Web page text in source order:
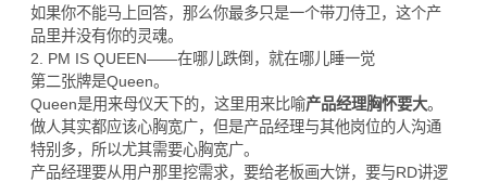
如果你不能马上回答，那么你最多只是一个带刀侍卫，这个产
品里并没有你的灵魂。
2. PM IS QUEEN——在哪儿跌倒，就在哪儿睡一觉
第二张牌是Queen。
Queen是用来母仪天下的，这里用来比喻产品经理胸怀要大。
做人其实都应该心胸宽广，但是产品经理与其他岗位的人沟通
特别多，所以尤其需要心胸宽广。
产品经理要从用户那里挖需求，要给老板画大饼，要与RD讲逻